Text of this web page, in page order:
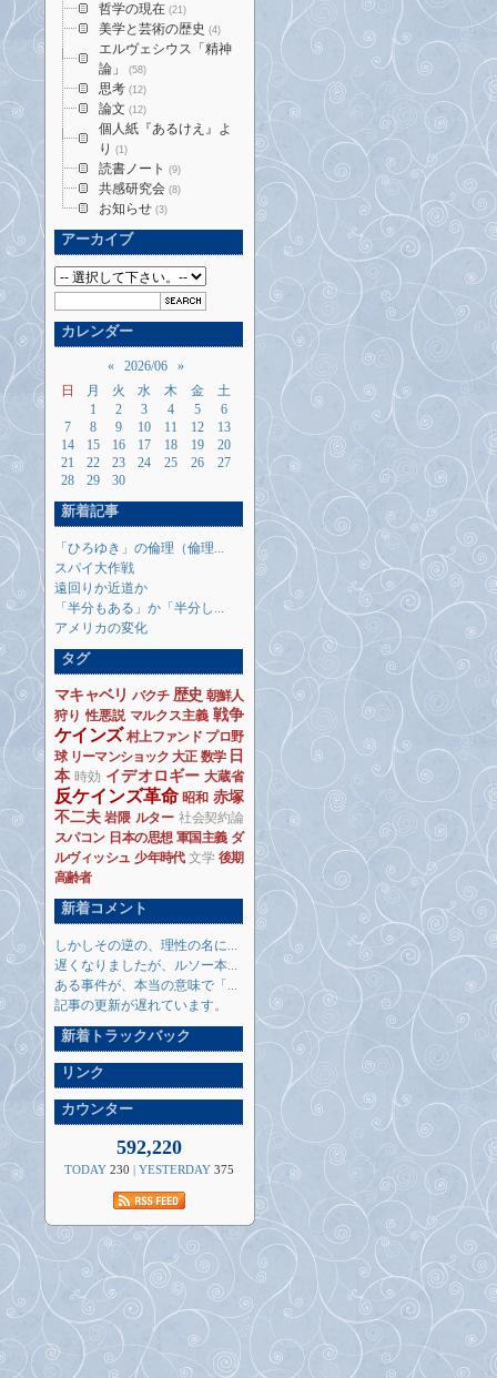
哲学の現在 (21)
美学と芸術の歴史 (4)
エルヴェシウス「精神
論」
(58)
思考 (12)
論文 (12)
個人紙『あるけえ』よ
り (1)
読書ノート (9)
共感研究会 (8)
お知らせ (3)
アーカイブ
カレンダー
« 2026/06
»
日
月 火 水 木 金
土
1
2 3 4 5
6
7
8 9 10 11 12
13
14
15 16 17 18 19
20
21
22 23 24 25 26
27
28
29 30
新着記事
「ひろゆき」の倫理（倫理...
スパイ大作戦
遠回りか近道か
「半分もある」か「半分し...
アメリカの変化
タグ
マキャベリ バクチ 歴史 朝鮮人
狩り 性悪説 マルクス主義 戦争
ケインズ 村上ファンド プロ野
球 リーマンショック 大正 数学 日
本 時効 イデオロギー 大蔵省
反ケインズ革命 昭和 赤塚
不二夫 岩隈 ルター 社会契約論
スパコン 日本の思想 軍国主義 ダ
ルヴィッシュ 少年時代 文学 後期
高齢者
新着コメント
しかしその逆の、理性の名に...
遅くなりましたが、ルソー本...
ある事件が、本当の意味で「...
記事の更新が遅れています。
新着トラックバック
リンク
カウンター
592,220
TODAY 230 | YESTERDAY 375